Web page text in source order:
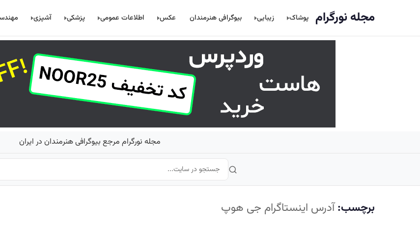
مجله نورگرام پوشاک زیبایی بیوگرافی هنرمندان عکس اطلاعات عمومی پزشکی آشپزی
مجله نورگرام مرجع بیوگرافی هنرمندان در ایران
برچسب:آدرس اینستاگرام جی هوپ